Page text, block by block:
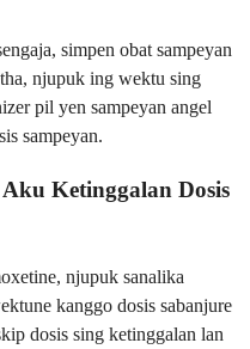
simpen obat sampeyan
njupuk ing wektu sing
pil yen sampeyan angel
sampeyan.
Ketinggalan Dosis
njupuk sanalika
kanggo dosis sabanjure
dosis sing ketinggalan lan